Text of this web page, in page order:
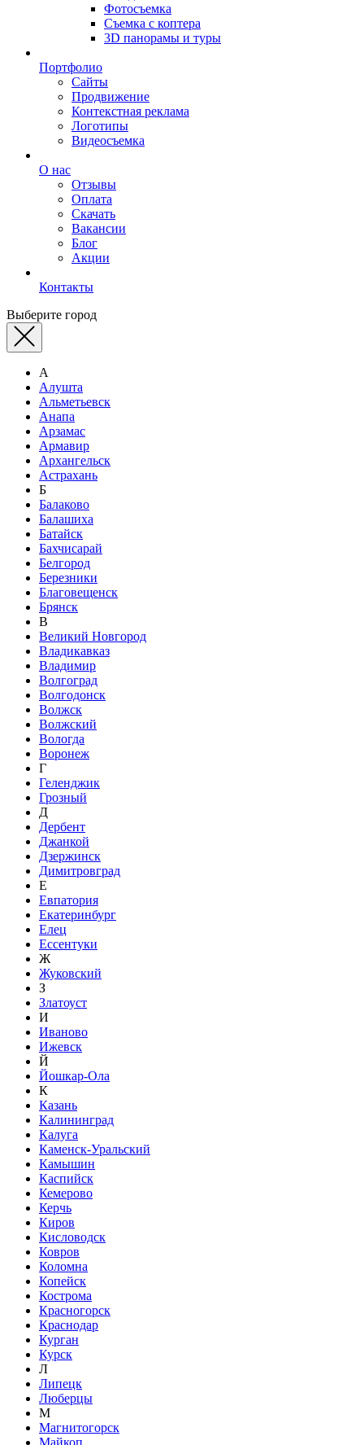
Фотосъемка
Съемка с коптера
3D панорамы и туры
Портфолио
Сайты
Продвижение
Контекстная реклама
Логотипы
Видеосъемка
О нас
Отзывы
Оплата
Скачать
Вакансии
Блог
Акции
Контакты
Выберите город
А
Алушта
Альметьевск
Анапа
Арзамас
Армавир
Архангельск
Астрахань
Б
Балаково
Балашиха
Батайск
Бахчисарай
Белгород
Березники
Благовещенск
Брянск
В
Великий Новгород
Владикавказ
Владимир
Волгоград
Волгодонск
Волжск
Волжский
Вологда
Воронеж
Г
Геленджик
Грозный
Д
Дербент
Джанкой
Дзержинск
Димитровград
Е
Евпатория
Екатеринбург
Елец
Ессентуки
Ж
Жуковский
З
Златоуст
И
Иваново
Ижевск
Й
Йошкар-Ола
К
Казань
Калининград
Калуга
Каменск-Уральский
Камышин
Каспийск
Кемерово
Керчь
Киров
Кисловодск
Ковров
Коломна
Копейск
Кострома
Красногорск
Краснодар
Курган
Курск
Л
Липецк
Люберцы
М
Магнитогорск
Майкоп